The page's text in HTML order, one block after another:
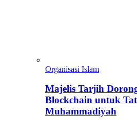
Organisasi Islam
Majelis Tarjih
Blockchain untuk
Muhammadiyah